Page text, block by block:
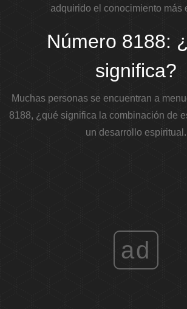
adquirido el conocimiento más
Número 8188:
significa?
Muchas personas se encuentran a
8188, ¿qué significa la combinación de
un desarrollo espiritual.
ad